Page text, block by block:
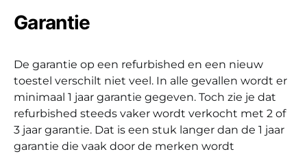
Garantie
De garantie op een refurbished en een nieuw
toestel verschilt niet veel. In alle gevallen wordt er
minimaal 1 jaar garantie gegeven. Toch zie je dat
refurbished steeds vaker wordt verkocht met 2 of
3 jaar garantie. Dat is een stuk langer dan de 1 jaar
garantie die vaak door de merken wordt